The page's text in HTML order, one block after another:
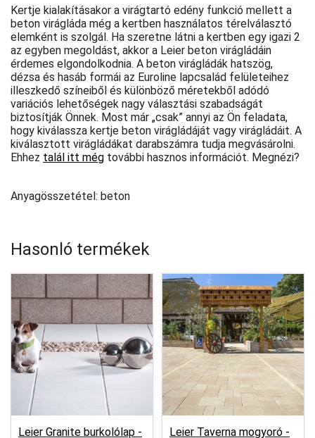
Kertje kialakításakor a virágtartó edény funkció mellett a
beton virágláda még a kertben használatos térelválasztó
elemként is szolgál. Ha szeretne látni a kertben egy igazi 2
az egyben megoldást, akkor a Leier beton virágládáin
érdemes elgondolkodnia. A beton virágládák hatszög,
dézsa és hasáb formái az Euroline lapcsalád felületeihez
illeszkedő színeiből és különböző méretekből adódó
variációs lehetőségek nagy választási szabadságát
biztosítják Önnek. Most már „csak” annyi az Ön feladata,
hogy kiválassza kertje beton virágládáját vagy virágládáit. A
kiválasztott virágládákat darabszámra tudja megvásárolni.
Ehhez talál itt még további hasznos információt. Megnézi?
Anyagösszetétel: beton
Hasonló termékek
Leier Granite burkolólap - Leier Taverna mogyoró -